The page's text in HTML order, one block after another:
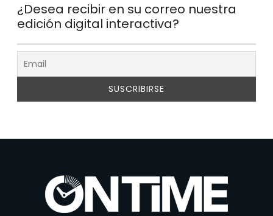
¿Desea recibir en su correo nuestra
edición digital interactiva?